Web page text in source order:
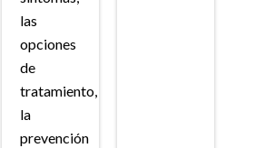
las
opciones
de
tratamiento,
la
prevención